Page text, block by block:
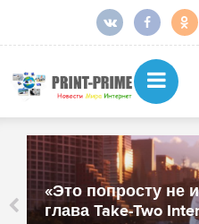
«Это попросту не
глава Take-Two